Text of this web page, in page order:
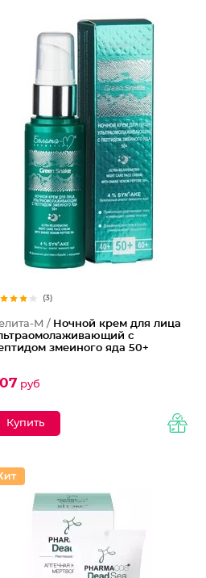
(3)
М / Ночной крем для лица
с
змеиного яда 50+
руб